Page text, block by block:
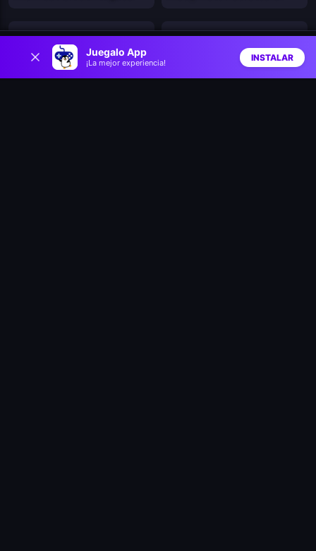
Juegalo App
¡La mejor experiencia!
INSTALAR
PacXon New Realms Super Mario RPG: Armageddon
King Kong Chaos Mr. Bean Jump